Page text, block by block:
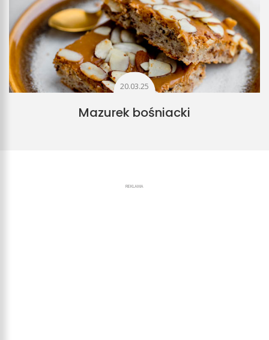
20.03.25
Mazurek bośniacki
REKLAMA